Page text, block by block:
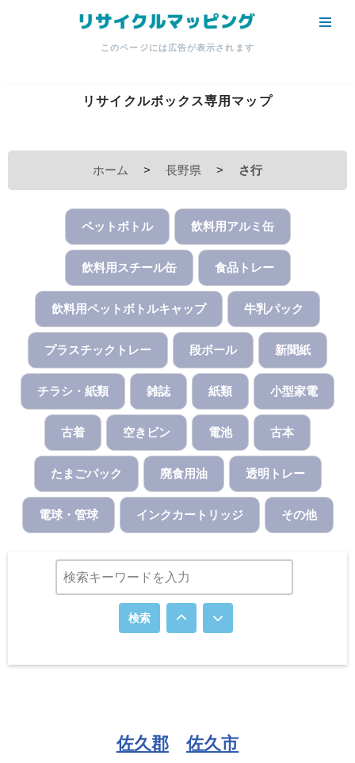
ッ
このページには広告が表示されます
リサイクルボックス専用マップ
ホーム > 長野県 > さ行
ペットボトル 飲料用アルミ缶
飲料用スチール缶 食品トレー
飲料用ペットボトルキャップ 牛乳パック
プラスチックトレー 段ボール 新聞紙
チラシ・紙類 雑誌 紙類 小型家電
古着 空きビン 電池 古本
たまごパック 廃食用油 透明トレー
電球・管球 インクカートリッジ その他
検索
佐久郡
佐久市